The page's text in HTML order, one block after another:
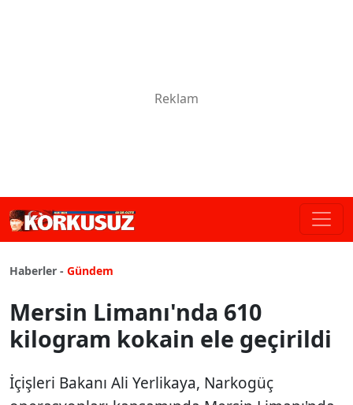
Haberler - Gündem
Mersin Limanı'nda 610
kilogram kokain ele geçirildi
İçişleri Bakanı Ali Yerlikaya, Narkogüç